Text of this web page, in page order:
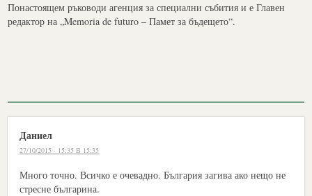
Понастоящем ръководи агенция за специални събития и е Главен
редактор на „Memoria de futuro – Памет за бъдещето“.
Даниел
27/10/2015 · 15:35 В 15:35
Много точно. Всичко е очевадно. България загива ако нещо не
стресне българина.